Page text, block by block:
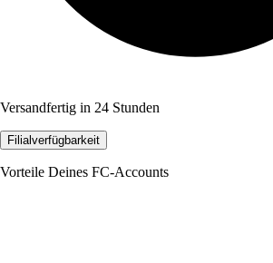
Versandfertig in 24 Stunden
Filialverfügbarkeit
Vorteile Deines FC-Accounts